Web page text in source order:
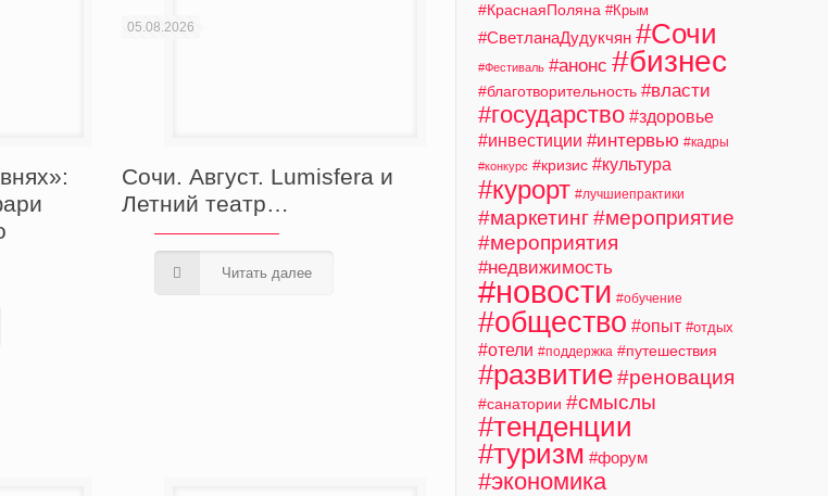
05.08.2026
Сочи. Август. Lumisfera и
Летний театр…
Читать далее
#КраснаяПоляна #Крым
#СветланаДудукчян #Сочи
#Фестиваль #анонс #бизнес
#благотворительность #власти
#государство #здоровье
#инвестиции #интервью #кадры
#конкурс #кризис #культура
#курорт #лучшиепрактики
#маркетинг #мероприятие
#мероприятия
#недвижимость
#новости #обучение
#общество #опыт #отдых
#отели #поддержка #путешествия
#развитие #реновация
#санатории #смыслы
#тенденции
#туризм #форум
#экономика